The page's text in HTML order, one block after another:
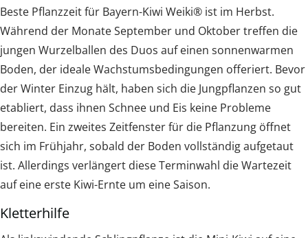
Beste Pflanzzeit für Bayern-Kiwi Weiki® ist im Herbst.
Während der Monate September und Oktober treffen die
jungen Wurzelballen des Duos auf einen sonnenwarmen
Boden, der ideale Wachstumsbedingungen offeriert. Bevor
der Winter Einzug hält, haben sich die Jungpflanzen so gut
etabliert, dass ihnen Schnee und Eis keine Probleme
bereiten. Ein zweites Zeitfenster für die Pflanzung öffnet
sich im Frühjahr, sobald der Boden vollständig aufgetaut
ist. Allerdings verlängert diese Terminwahl die Wartezeit
auf eine erste Kiwi-Ernte um eine Saison.
Kletterhilfe